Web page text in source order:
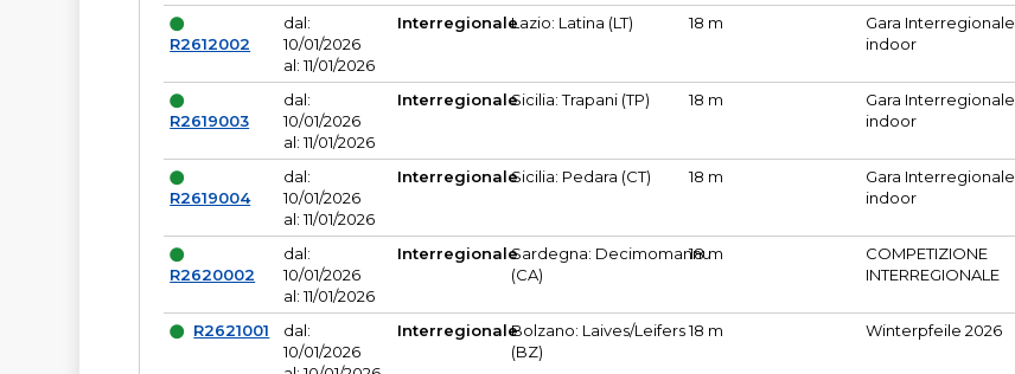
R2612002
dal:
10/01/2026
al: 11/01/2026
InterregionaleLazio: Latina (LT) 18 m
Gara Interregionale
indoor
R2619003
dal:
10/01/2026
al: 11/01/2026
InterregionaleSicilia: Trapani (TP) 18 m
Gara Interregionale
indoor
R2619004
dal:
10/01/2026
al: 11/01/2026
InterregionaleSicilia: Pedara (CT) 18 m
Gara Interregionale
indoor
R2620002
dal:
10/01/2026
al: 11/01/2026
InterregionaleSardegna: Decimomannu
(CA)
18 m
COMPETIZIONE
INTERREGIONALE
R2621001
dal:
10/01/2026
InterregionaleBolzano: Laives/Leifers
(BZ)
18 m Winterpfeile 2026